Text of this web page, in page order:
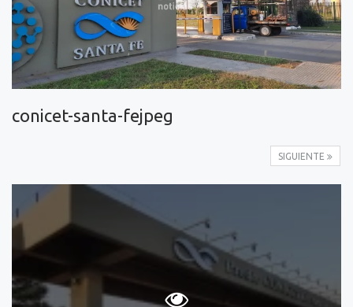
conicet-santa-fejpeg
SIGUIENTE